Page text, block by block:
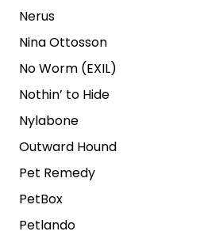
Nerus
Nina Ottosson
No Worm (EXIL)
Nothin’ to Hide
Nylabone
Outward Hound
Pet Remedy
PetBox
Petlando